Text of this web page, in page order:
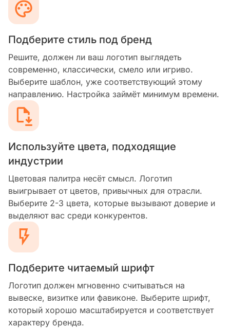
Подберите стиль под бренд
Решите, должен ли ваш логотип выглядеть
современно, классически, смело или игриво.
Выберите шаблон, уже соответствующий этому
направлению. Настройка займёт минимум времени.
Используйте цвета, подходящие
индустрии
Цветовая палитра несёт смысл. Логотип
выигрывает от цветов, привычных для отрасли.
Выберите 2-3 цвета, которые вызывают доверие и
выделяют вас среди конкурентов.
Подберите читаемый шрифт
Логотип должен мгновенно считываться на
вывеске, визитке или фавиконе. Выберите шрифт,
который хорошо масштабируется и соответствует
характеру бренда.